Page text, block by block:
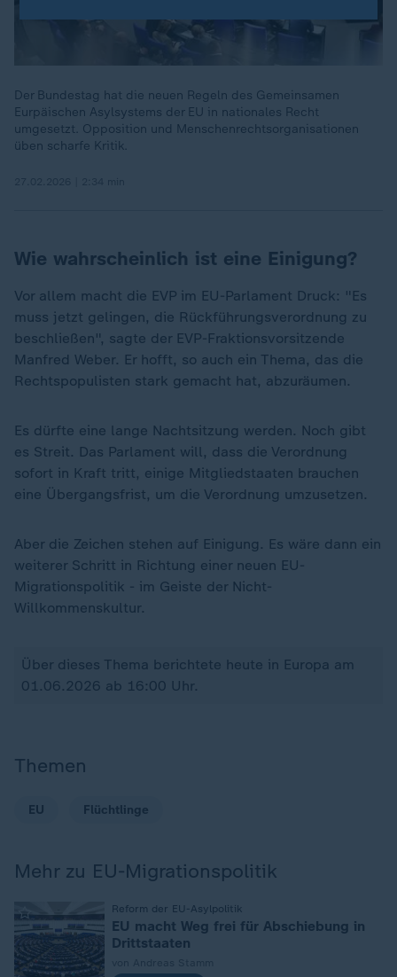
Der Bundestag hat die neuen Regeln des Gemeinsamen
Eurpäischen Asylsystems der EU in nationales Recht
umgesetzt. Opposition und Menschenrechtsorganisationen
üben scharfe Kritik.
Wie wahrscheinlich ist eine Einigung?
Vor allem macht die EVP im EU-Parlament Druck: "Es
muss jetzt gelingen, die Rückführungsverordnung zu
beschließen", sagte der EVP-Fraktionsvorsitzende
Manfred Weber. Er hofft, so auch ein Thema, das die
Rechtspopulisten stark gemacht hat, abzuräumen.
Es dürfte eine lange Nachtsitzung werden. Noch gibt
es Streit. Das Parlament will, dass die Verordnung
sofort in Kraft tritt, einige Mitgliedstaaten brauchen
eine Übergangsfrist, um die Verordnung umzusetzen.
Aber die Zeichen stehen auf Einigung. Es wäre dann ein
weiterer Schritt in Richtung einer neuen EU-
Migrationspolitik - im Geiste der Nicht-
Willkommenskultur.
Über dieses Thema berichtete heute in Europa am
01.06.2026 ab 16:00 Uhr.
Themen
EU Flüchtlinge
Mehr zu EU-Migrationspolitik
Reform der EU-Asylpolitik
:
EU macht Weg frei für Abschiebung in
Drittstaaten